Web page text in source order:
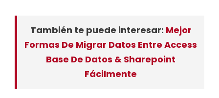
También te puede interesar: Mejor
Formas De Migrar Datos Entre Access
Base De Datos & Sharepoint
Fácilmente